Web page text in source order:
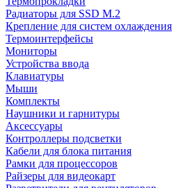
Радиаторы для SSD M.2
Крепление для систем охлаждения
Термоинтерфейсы
Мониторы
Устройства ввода
Клавиатуры
Мыши
Комплекты
Наушники и гарнитуры
Аксессуары
Контроллеры подсветки
Кабели для блока питания
Рамки для процессоров
Райзеры для видеокарт